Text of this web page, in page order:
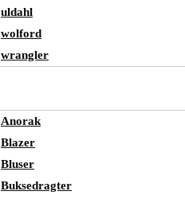
uldahl
wolford
wrangler
Anorak
Blazer
Bluser
Buksedragter